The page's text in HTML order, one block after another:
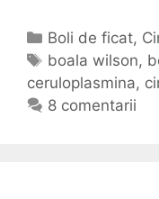
C
a
t
e
Boli de ficat,
E
t
i
boala wilson,
ceruloplasmina,
8 comentarii